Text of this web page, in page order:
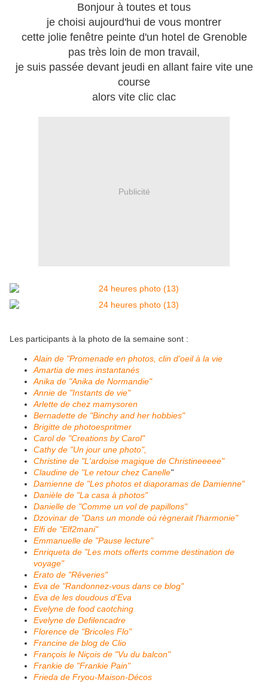
Bonjour à toutes et tous
je choisi aujourd'hui de vous montrer
cette jolie fenêtre peinte d'un hotel de Grenoble
pas très loin de mon travail,
je suis passée devant jeudi en allant faire vite une
course
alors vite clic clac
Publicité
Les participants à la photo de la semaine sont :
Alain de "Promenade en photos, clin d'oeil à la vie
Amartia de mes instantanés
Anika de "Anika de Normandie"
Annie de "Instants de vie"
Arlette de chez mamysoren
Bernadette de "Binchy and her hobbies"
Brigitte de photoespritmer
Carol de "Creations by Carol"
Cathy de "Un jour une photo",
Christine de "L'ardoise magique de Christineeeee"
Claudine de "Le retour chez Canelle"
Damienne de "Les photos et diaporamas de Damienne"
Danièle de "La casa à photos"
Danielle de "Comme un vol de papillons"
Dzovinar de "Dans un monde où règnerait l'harmonie"
Elfi de "Elf2mani"
Emmanuelle de "Pause lecture"
Enriqueta de "Les mots offerts comme destination de
voyage"
Erato de "Rêveries"
Eva de "Randonnez-vous dans ce blog"
Eva de les doudous d'Eva
Evelyne de food caotching
Evelyne de Defilencadre
Florence de "Bricoles Flo"
Francine de blog de Clio
François le Niçois de "Vu du balcon"
Frankie de "Frankie Pain"
Frieda de Fryou-Maison-Décos